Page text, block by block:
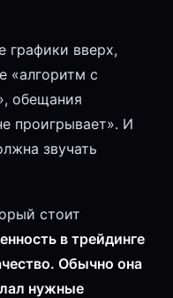
графики вверх,
«алгоритм с
обещания
проигрывает». И
звучать
стоит
в трейдинге
Обычно она
нужные